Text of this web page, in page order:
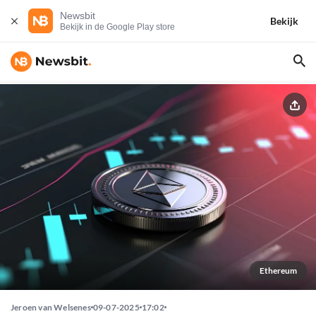
Newsbit
Bekijk in de Google Play store
Bekijk
Ethereum
Jeroen van Welsenes 09-07-2025 17:02